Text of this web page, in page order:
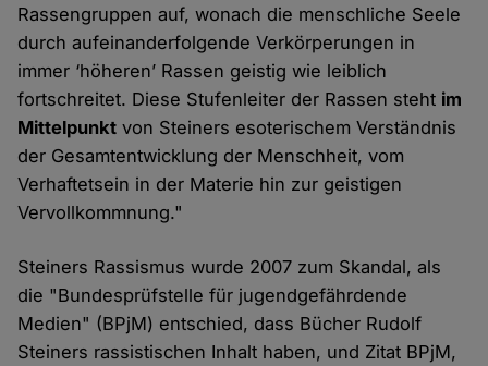
Rassengruppen auf, wonach die menschliche Seele
durch aufeinanderfolgende Verkörperungen in
immer ‘höheren’ Rassen geistig wie leiblich
fortschreitet. Diese Stufenleiter der Rassen steht im
Mittelpunkt von Steiners esoterischem Verständnis
der Gesamtentwicklung der Menschheit, vom
Verhaftetsein in der Materie hin zur geistigen
Vervollkommnung."
Steiners Rassismus wurde 2007 zum Skandal, als
die "Bundesprüfstelle für jugendgefährdende
Medien" (BPjM) entschied, dass Bücher Rudolf
Steiners rassistischen Inhalt haben, und Zitat BPjM,